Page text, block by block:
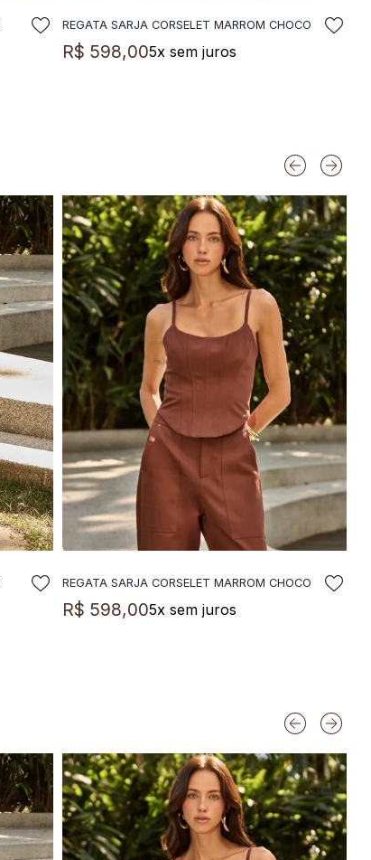
ADICIONAR A SACOLA
REGATA SARJA CORSELET MARROM CHOCO
R$ 598,005x sem juros
ADICIONAR A SACOLA
REGATA SARJA CORSELET MARROM CHOCO
R$ 598,005x sem juros